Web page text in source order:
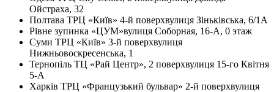
Ойстраха, 32
Полтава ТРЦ «Київ» 4-й поверхвулиця Зіньківська, 6/1А
Рівне зупинка «ЦУМ»вулиця Соборная, 16-А, 0 этаж
Суми ТРЦ «Київ» 3-й поверхвулиця
Нижньовоскресенська, 1
Тернопіль ТЦ «Рай Центр», 2 поверхвулиця 15-го Квітня
5-А
Харків ТРЦ «Французький бульвар» 2-й поверхвулиця